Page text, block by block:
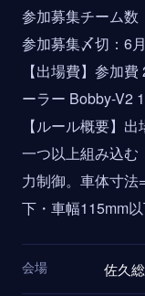
参加募集チーム数
参加募集〆切：6
【出場費】参加
ーラー Bobby-V2
【ルール概要】
一つ以上組み込む
力制御。車体寸法
下・車幅115mm以
会場 佐久